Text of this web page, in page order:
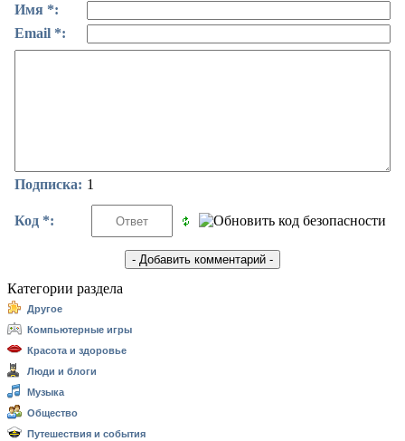
Имя *:
Email *:
Подписка: 1
Код *:
Категории раздела
Другое
Компьютерные игры
Красота и здоровье
Люди и блоги
Музыка
Общество
Путешествия и события